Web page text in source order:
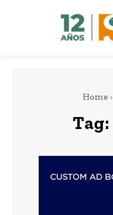
Home
Tag: